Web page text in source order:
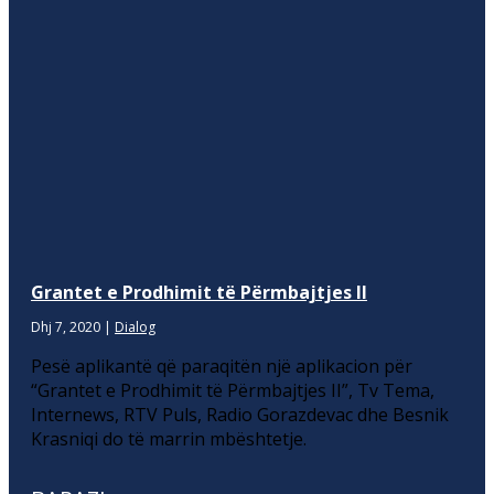
Grantet e Prodhimit të Përmbajtjes II
Dhj 7, 2020 | Dialog
Pesë aplikantë që paraqitën një aplikacion për
“Grantet e Prodhimit të Përmbajtjes II”, Tv Tema,
Internews, RTV Puls, Radio Gorazdevac dhe Besnik
Krasniqi do të marrin mbështetje.